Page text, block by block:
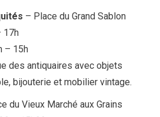
Blog
Tops 10
A propos
– Place du Grand Sablon
17h
– 15h
des antiquaires avec objets
bijouterie et mobilier vintage.
du Vieux Marché aux Grains